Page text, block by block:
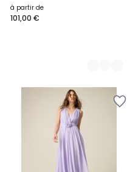
à partir de
101,00 €